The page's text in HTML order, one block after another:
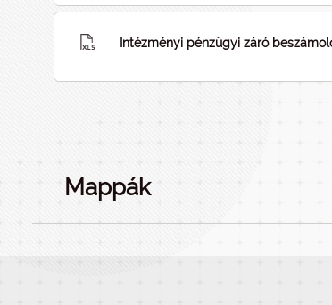
Intézményi pénzügyi záró
Mappák